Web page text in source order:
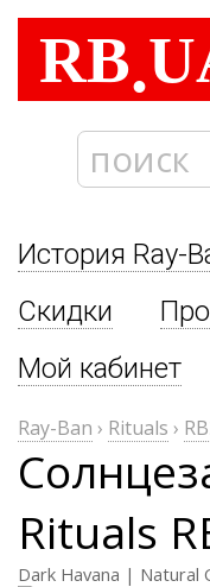
RB.
История Ray-
Скидки
Мой кабинет
Ray-Ban › Rituals ›
Rituals
Dark Havana | Natural